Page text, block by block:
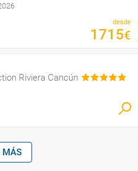
desde
1715€
Riviera Cancún
MÁS